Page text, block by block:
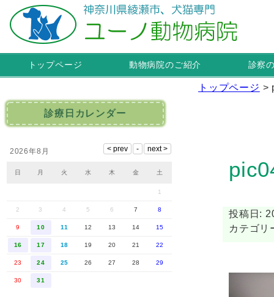
トップページ 動物病院のご紹介 診察
トップページ >
投稿日:
カテゴ
診療日カレンダー
2026年8月
日 月 火 水 木 金 土
1
2 3 4 5 6 7 8
9 10 11 12 13 14 15
16 17 18 19 20 21 22
23 24 25 26 27 28 29
30 31